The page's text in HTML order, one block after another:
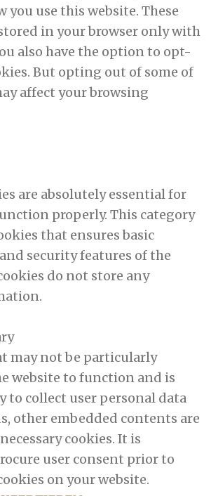
you use this website. These
in your browser only with
also have the option to opt-
But opting out of some of
affect your browsing
are absolutely essential for
properly. This category
that ensures basic
security features of the
do not store any
may not be particularly
website to function and is
to collect user personal data
other embedded contents are
cookies. It is
user consent prior to
on your website.